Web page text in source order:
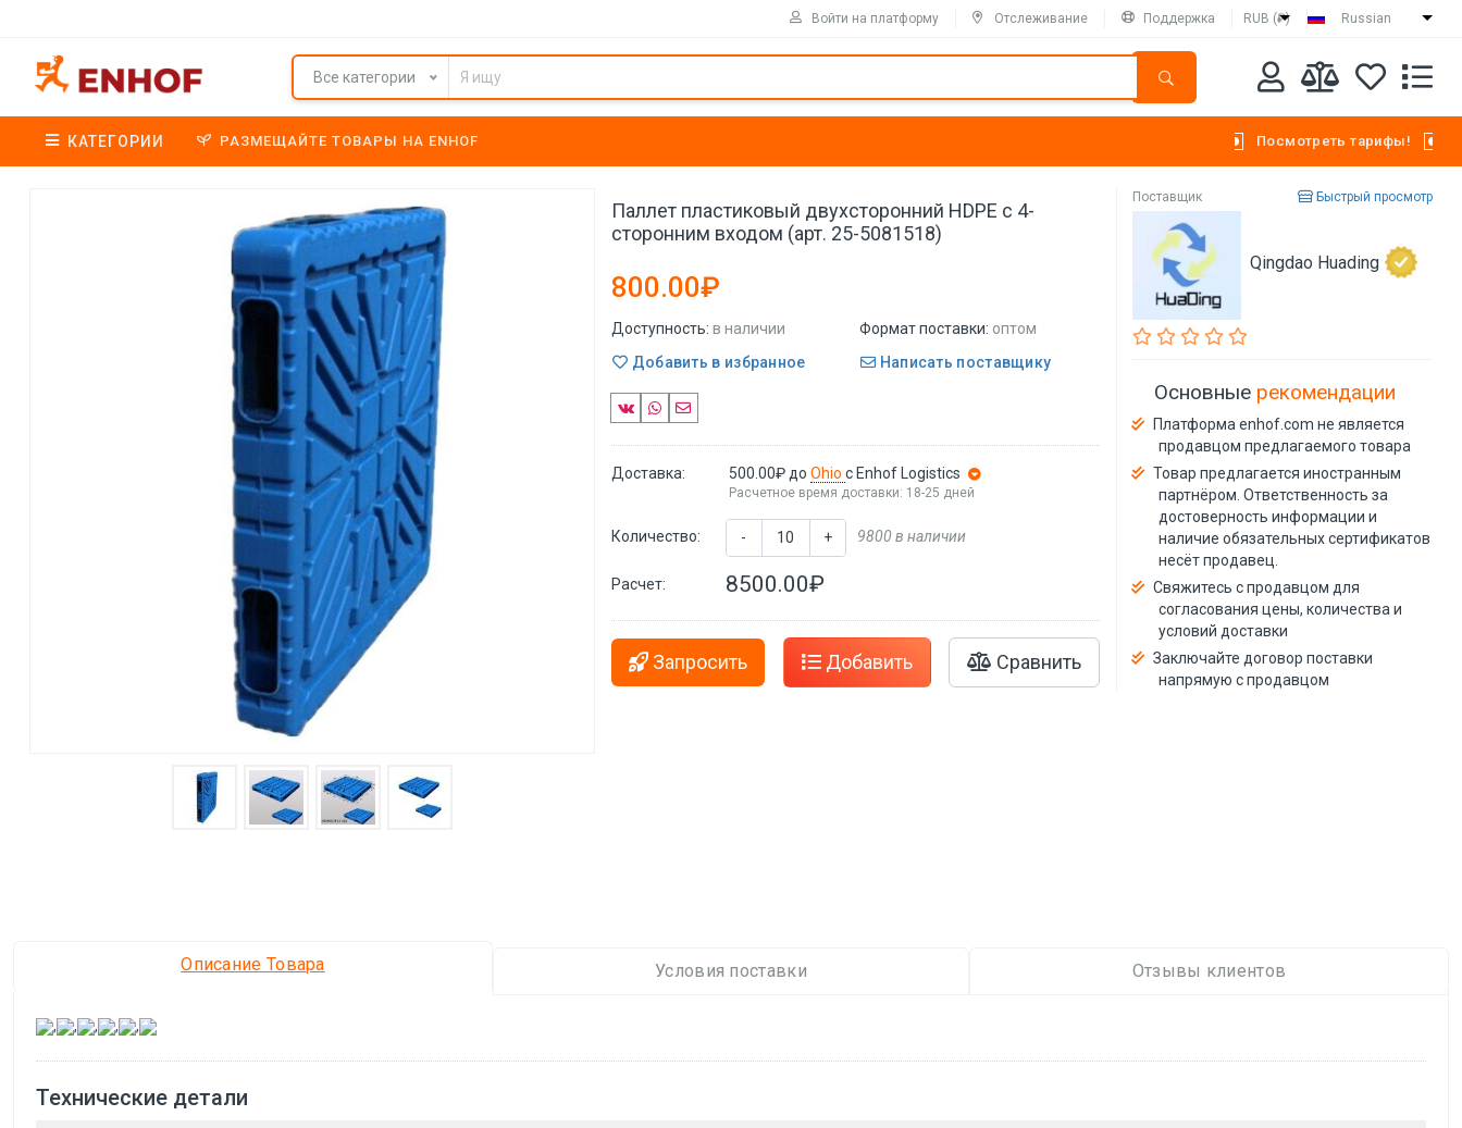
Войти на платформу Отслеживание Поддержка RUB (₽) Russian
Все категории
КАТЕГОРИИ РАЗМЕЩАЙТЕ ТОВАРЫ НА ENHOF Посмотреть тарифы!
Паллет пластиковый двухсторонний HDPE с 4-
сторонним входом (арт. 25-5081518)
800.00₽
Доступность: в наличии Формат поставки: оптом
Добавить в избранное
Написать поставщику
Доставка: 500.00₽ доOhioс Enhof Logistics
Расчетное время доставки: 18-25 дней
Количество: - + 9800 в наличии
Расчет: 8500.00₽
Запросить Добавить Сравнить
Поставщик Быстрый просмотр
Qingdao Huading
Основные рекомендации
Платформа enhof.com не является
продавцом предлагаемого товара
Товар предлагается иностранным
партнёром. Ответственность за
достоверность информации и
наличие обязательных сертификатов
несёт продавец.
Свяжитесь с продавцом для
согласования цены, количества и
условий доставки
Заключайте договор поставки
напрямую с продавцом
Описание Товара Условия поставки Отзывы клиентов
, , , , ,
Технические детали